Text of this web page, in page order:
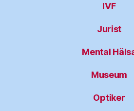
IVF
Jurist
Mental
Museum
Optiker